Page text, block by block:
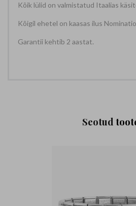
Kõik lülid on valmistatud Itaalias
Kõigil ehetel on kaasas ilus
Garantii kehtib 2 aastat.
Seotud